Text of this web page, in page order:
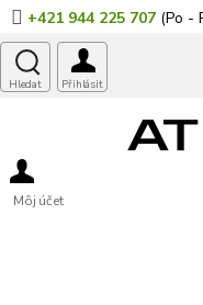
Prejsť
na
obsah
+421 944 225 707
Môj účet